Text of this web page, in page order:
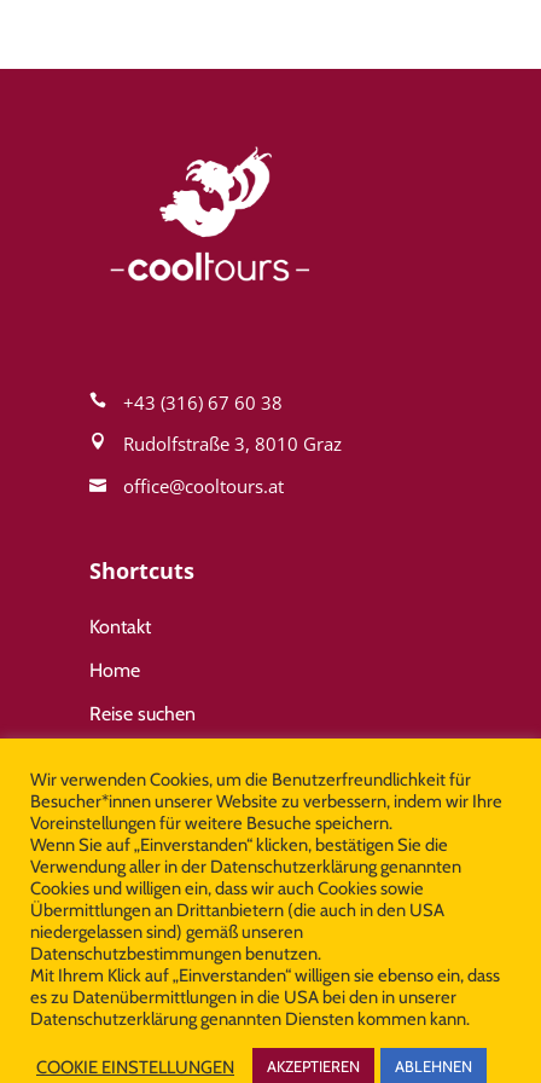
+43 (316) 67 60 38
Rudolfstraße 3, 8010 Graz
office@cool­tours.at
Shortcuts
Kontakt
Home
Reise suchen
Wichtige Links
Allgemeine Geschäftsbedingungen
Impressum
Datenschutz
© Copyright Cooltours 2026 All Rights
Reserved
Wir verwenden Cookies, um die Benutzerfreundlichkeit für
Besucher*innen unserer Website zu verbessern, indem wir Ihre
Voreinstellungen für weitere Besuche speichern.
Wenn Sie auf „Einverstanden“ klicken, bestätigen Sie die
Verwendung aller in der Datenschutzerklärung genannten
Cookies und willigen ein, dass wir auch Cookies sowie
Übermittlungen an Drittanbietern (die auch in den USA
niedergelassen sind) gemäß unseren
Datenschutzbestimmungen benutzen.
Mit Ihrem Klick auf „Einverstanden“ willigen sie ebenso ein, dass
es zu Datenübermittlungen in die USA bei den in unserer
Datenschutzerklärung genannten Diensten kommen kann.
COOKIE EINSTELLUNGEN AKZEPTIEREN ABLEHNEN